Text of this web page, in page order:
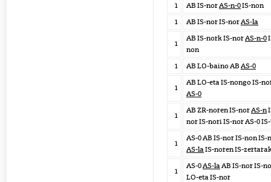
1
AB IS-norAS-n-0IS-non
1
AB IS-nor IS-norAS-la
1
AB IS-nork IS-norAS-n-0
non
1
AB LO-baino AB AS-0
1
AB LO-eta IS-nongo IS-
AS-0
1
AB ZR-noren IS-norAS-n
nor IS-nori IS-nor AS-0
1
AS-0 AB IS-nor IS-non IS-
AS-laIS-noren IS-
1
AS-0AS-laAB IS-nor IS-
LO-eta IS-nor